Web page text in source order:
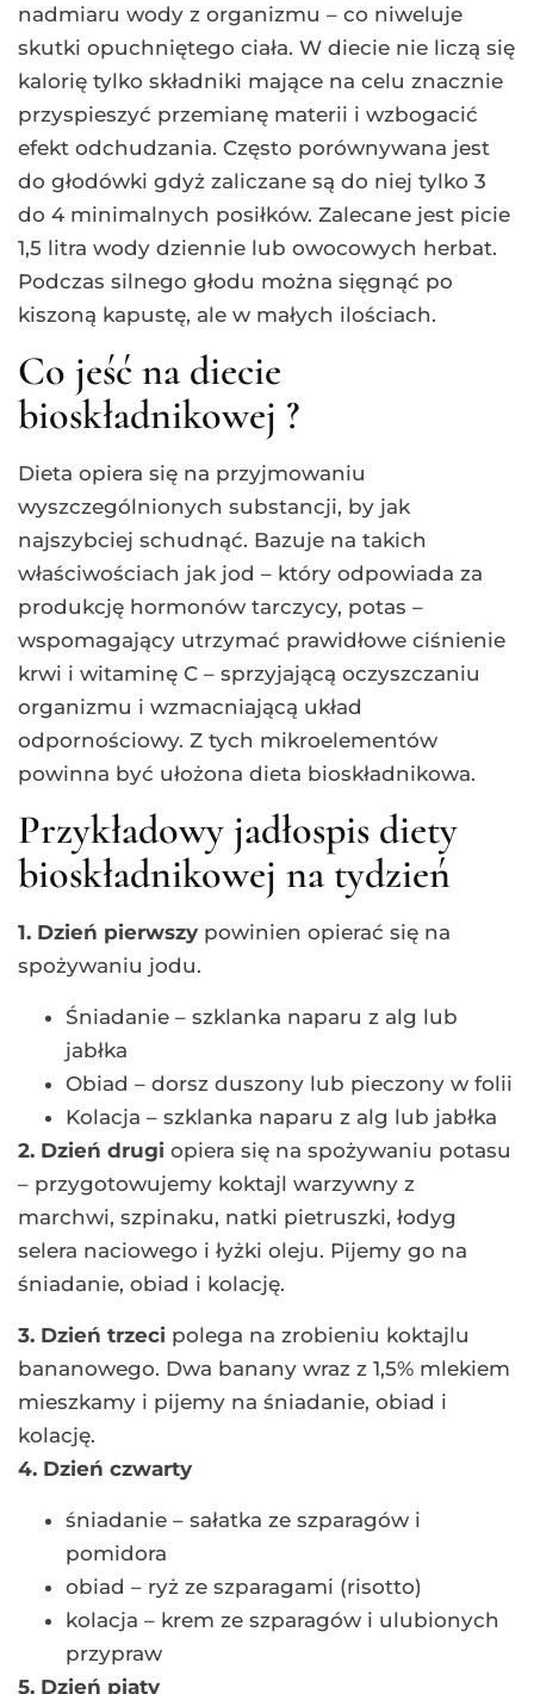
nadmiaru wody z organizmu – co niweluje
skutki opuchniętego ciała. W diecie nie liczą się
kalorię tylko składniki mające na celu znacznie
przyspieszyć przemianę materii i wzbogacić
efekt odchudzania. Często porównywana jest
do głodówki gdyż zaliczane są do niej tylko 3
do 4 minimalnych posiłków. Zalecane jest picie
1,5 litra wody dziennie lub owocowych herbat.
Podczas silnego głodu można sięgnąć po
kiszoną kapustę, ale w małych ilościach.
Co jeść na diecie
bioskładnikowej ?
Dieta opiera się na przyjmowaniu
wyszczególnionych substancji, by jak
najszybciej schudnąć. Bazuje na takich
właściwościach jak jod – który odpowiada za
produkcję hormonów tarczycy, potas –
wspomagający utrzymać prawidłowe ciśnienie
krwi i witaminę C – sprzyjającą oczyszczaniu
organizmu i wzmacniającą układ
odpornościowy. Z tych mikroelementów
powinna być ułożona dieta bioskładnikowa.
Przykładowy jadłospis diety
bioskładnikowej na tydzień
1. Dzień pierwszy powinien opierać się na
spożywaniu jodu.
Śniadanie – szklanka naparu z alg lub
jabłka
Obiad – dorsz duszony lub pieczony w folii
Kolacja – szklanka naparu z alg lub jabłka
2. Dzień drugi opiera się na spożywaniu potasu
– przygotowujemy koktajl warzywny z
marchwi, szpinaku, natki pietruszki, łodyg
selera naciowego i łyżki oleju. Pijemy go na
śniadanie, obiad i kolację.
3. Dzień trzeci polega na zrobieniu koktajlu
bananowego. Dwa banany wraz z 1,5% mlekiem
mieszkamy i pijemy na śniadanie, obiad i
kolację.
4. Dzień czwarty
śniadanie – sałatka ze szparagów i
pomidora
obiad – ryż ze szparagami (risotto)
kolacja – krem ze szparagów i ulubionych
przypraw
5. Dzień piąty